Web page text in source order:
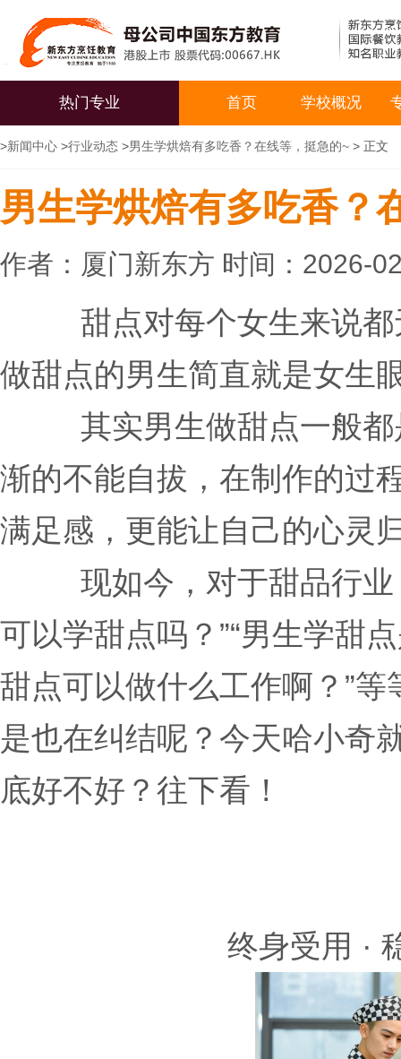
热门专业 首页 学校概况
>新闻中心 >行业动态 >男生学烘焙有多吃香？在线等，挺急的~ > 正文
男生学烘焙有多吃香？
作者：厦门新东方 时间：2026-
甜点对每个女生来说都
做甜点的男生简直就是女生
其实男生做甜点一般
渐的不能自拔，在制作的过
满足感，更能让自己的心灵
现如今，对于甜品行
可以学甜点吗？”“男生学甜
甜点可以做什么工作啊？”
是也在纠结呢？今天哈小奇
底好不好？往下看！
终身受用